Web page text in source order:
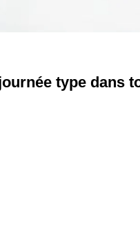
type dans